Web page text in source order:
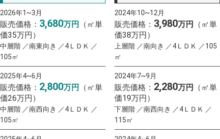
2026年1~3月
販売価格： 3,680万円
（㎡単
価35万円）
中層階 ／南東向き ／4ＬＤＫ ／
105㎡
2025年4~6月
販売価格： 2,800万円
（㎡単
価26万円）
中層階 ／南西向き ／4ＬＤＫ ／
105㎡
2024年10~12月
販売価格： 3,980万円
（㎡単
価38万円）
上層階 ／南向き ／4ＬＤＫ ／105
㎡
2024年7~9月
販売価格： 2,280万円
（㎡単
価19万円）
下層階 ／南西向き ／4ＬＤＫ ／
115㎡